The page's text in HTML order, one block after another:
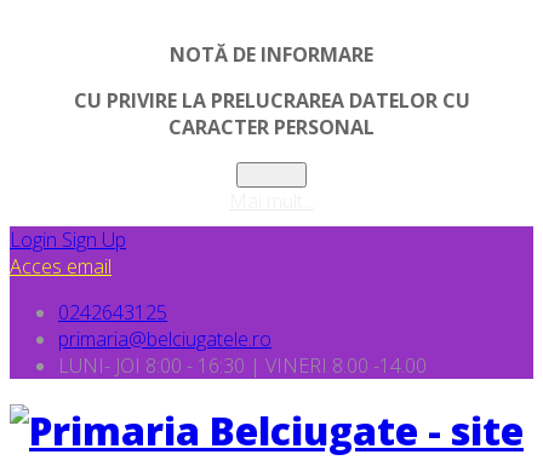
NOTĂ DE INFORMARE
CU PRIVIRE LA PRELUCRAREA DATELOR CU
CARACTER PERSONAL
Login Sign Up
Acces email
0242643125
primaria@belciugatele.ro
LUNI- JOI 8:00 - 16:30 | VINERI 8.00 -14.00